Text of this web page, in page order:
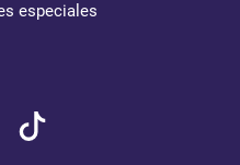
especiales